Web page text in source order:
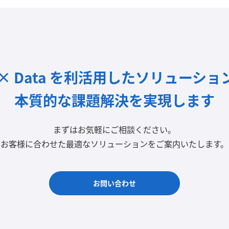
Data を利活用したソリューショ
本質的な課題解決を実現します
まずはお気軽にご相談ください。
お客様に合わせた最適なソリューションをご案内いたします。
お問い合わせ